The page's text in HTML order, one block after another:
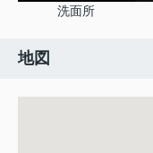
洗面所
地図